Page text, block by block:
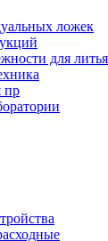
ложек
для литья
пр